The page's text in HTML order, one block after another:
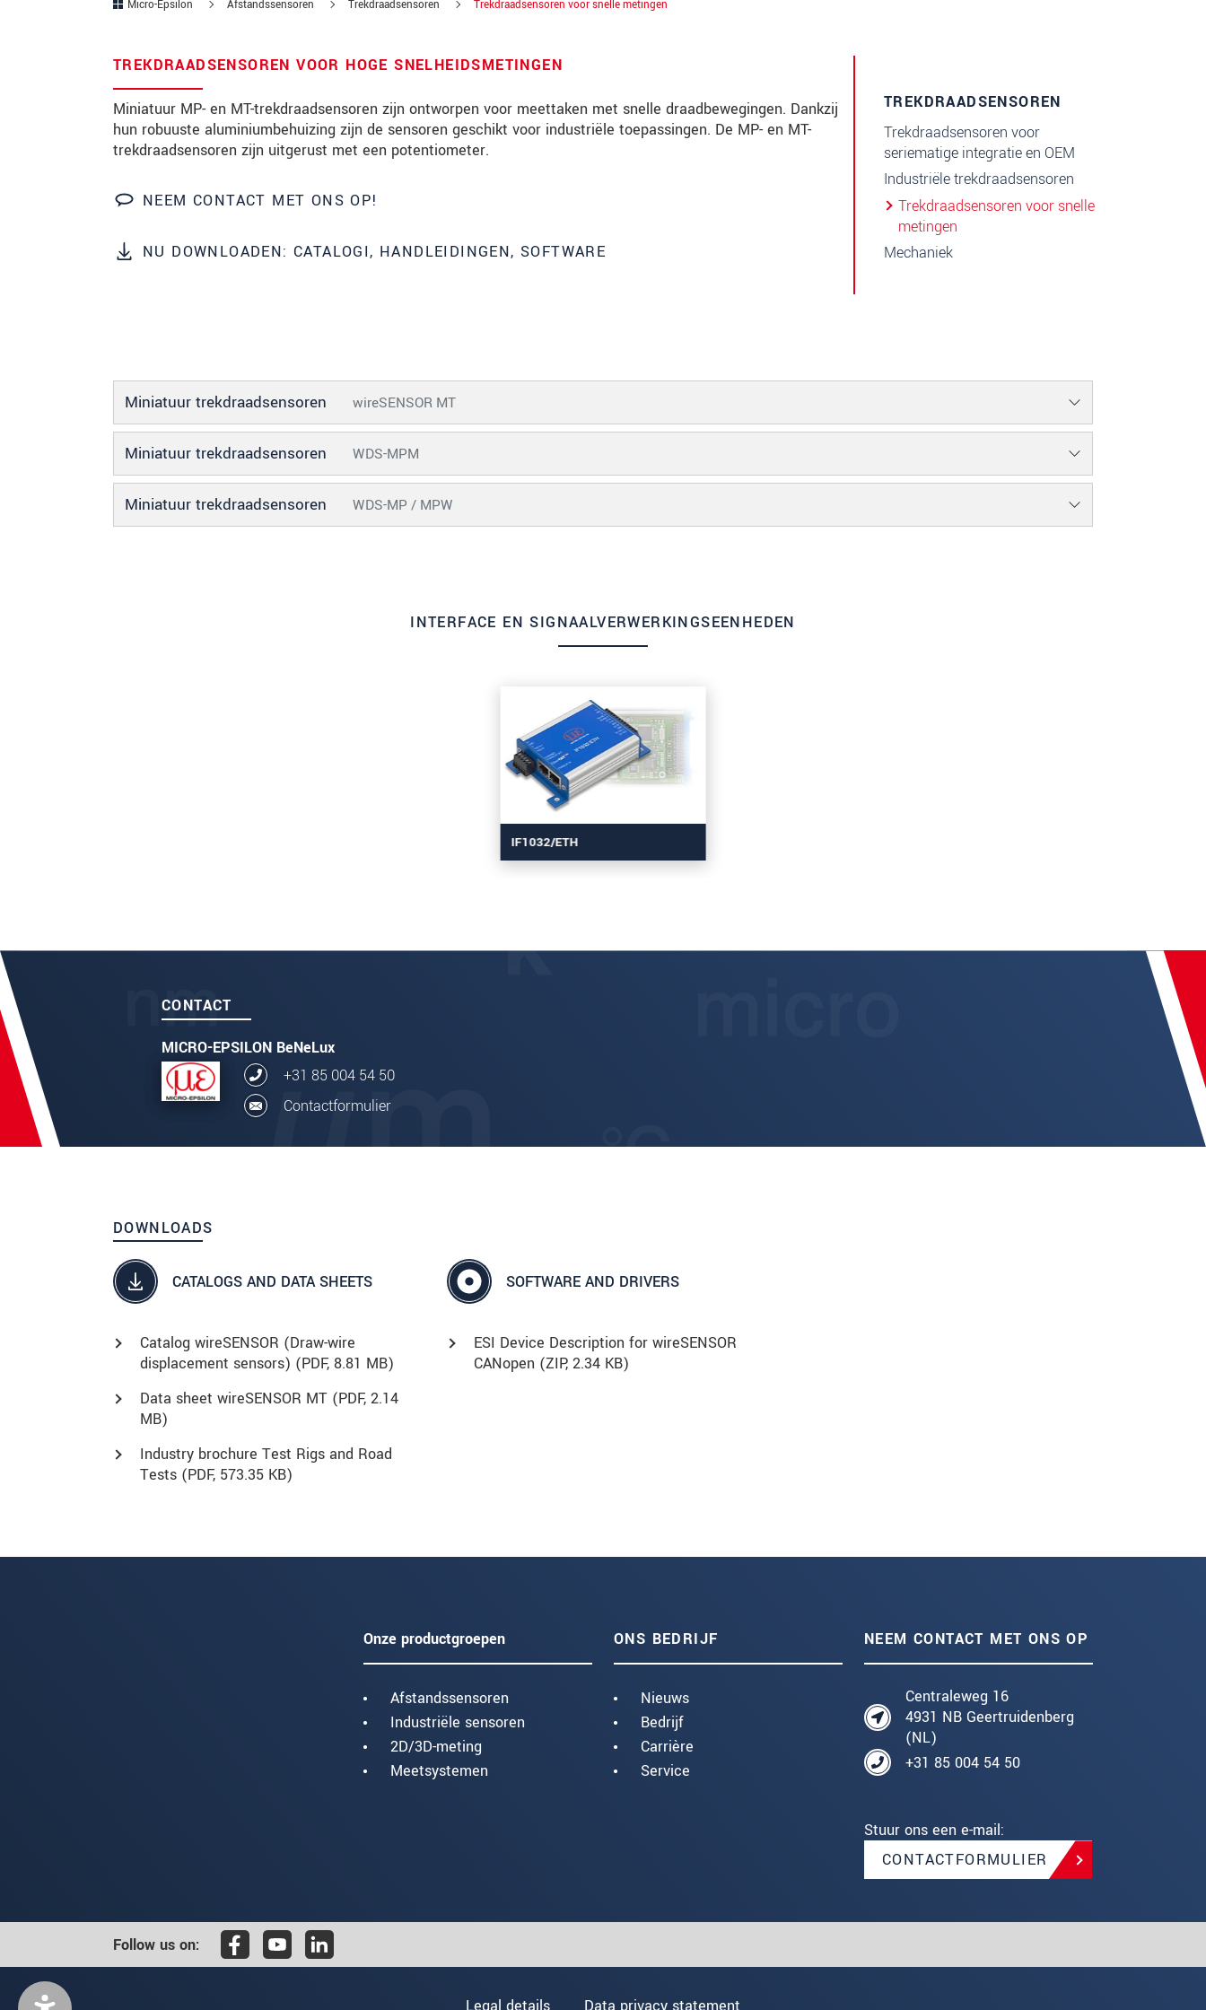
Micro-Epsilon Afstandssensoren Trekdraadsensoren Trekdraadsensoren voor snelle metingen
TREKDRAADSENSOREN VOOR HOGE SNELHEIDSMETINGEN
Miniatuur MP- en MT-trekdraadsensoren zijn ontworpen voor meettaken met snelle draadbewegingen. Dankzij
hun robuuste aluminiumbehuizing zijn de sensoren geschikt voor industriële toepassingen. De MP- en MT-
trekdraadsensoren zijn uitgerust met een potentiometer.
NEEM CONTACT MET ONS OP!
NU DOWNLOADEN: CATALOGI, HANDLEIDINGEN, SOFTWARE
TREKDRAADSENSOREN
Trekdraadsensoren voor
seriematige integratie en OEM
Industriële trekdraadsensoren
Trekdraadsensoren voor snelle
metingen
Mechaniek
Miniatuur trekdraadsensoren wireSENSOR MT
Miniatuur trekdraadsensoren WDS-MPM
Miniatuur trekdraadsensoren WDS-MP / MPW
INTERFACE EN SIGNAALVERWERKINGSEENHEDEN
IF1032/ETH
CONTACT
MICRO-EPSILON BeNeLux
+31 85 004 54 50
Contactformulier
Land *
Telefoon
E-mail*
We behandelen uw gegevens vertrouwelijk. Lees onze
BERICHT VERZENDEN
DOWNLOADS
CATALOGS AND DATA SHEETS
Catalog wireSENSOR (Draw-wire
displacement sensors) (PDF, 8.81 MB)
Data sheet wireSENSOR MT (PDF, 2.14
MB)
Industry brochure Test Rigs and Road
Tests (PDF, 573.35 KB)
SOFTWARE AND DRIVERS
ESI Device Description for wireSENSOR
CANopen (ZIP, 2.34 KB)
Onze productgroepen
Afstandssensoren
Industriële sensoren
2D/3D-meting
Meetsystemen
ONS BEDRIJF
Nieuws
Bedrijf
Carrière
Service
NEEM CONTACT MET ONS OP
Centraleweg 16
4931 NB Geertruidenberg
(NL)
+31 85 004 54 50
Stuur ons een e-mail:
CONTACTFORMULIER
Follow us on: